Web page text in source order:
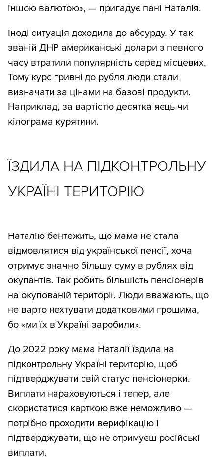
іншою валютою», — пригадує пані Наталія.
Іноді ситуація доходила до абсурду. У так
званій ДНР американські долари з певного
часу втратили популярність серед місцевих.
Тому курс гривні до рубля люди стали
визначати за цінами на базові продукти.
Наприклад, за вартістю десятка яєць чи
кілограма курятини.
ЇЗДИЛА НА ПІДКОНТРОЛЬНУ
УКРАЇНІ ТЕРИТОРІЮ
Наталію бентежить, що мама не стала
відмовлятися від української пенсії, хоча
отримує значно більшу суму в рублях від
окупантів. Так робить більшість пенсіонерів
на окупованій території. Люди вважають, що
не варто нехтувати додатковими грошима,
бо «ми їх в Україні заробили».
До 2022 року мама Наталії їздила на
підконтрольну Україні територію, щоб
підтверджувати свій статус пенсіонерки.
Виплати нараховуються і тепер, але
скористатися карткою вже неможливо —
потрібно проходити верифікацію і
підтверджувати, що не отримуєш російські
виплати.